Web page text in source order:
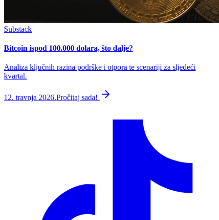
Substack
Bitcoin ispod 100.000 dolara, što dalje?
Analiza ključnih razina podrške i otpora te scenariji za sljedeći
kvartal.
12. travnja 2026.Pročitaj sada!